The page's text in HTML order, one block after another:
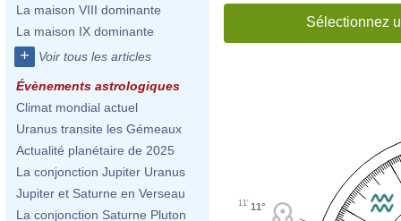
La maison VIII dominante
La maison IX dominante
+ Voir tous les articles
Évènements astrologiques
Climat mondial actuel
Uranus transite les Gémeaux
Actualité planétaire de 2025
La conjonction Jupiter Uranus
Jupiter et Saturne en Verseau
La conjonction Saturne Pluton
Sélectionnez
11°
11'